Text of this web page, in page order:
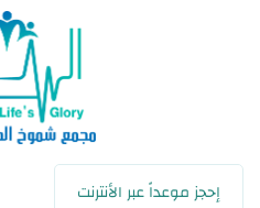
إحجز موعداً عبر الأنترنت